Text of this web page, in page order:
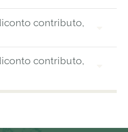
contributo,
contributo,